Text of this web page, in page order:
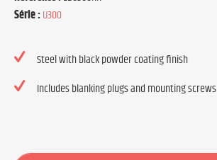
Série :U300
Steel with black powder coating finish
Includes blanking plugs and mounting screws